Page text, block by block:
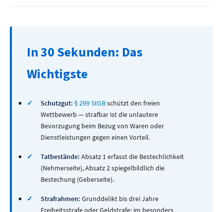
In 30 Sekunden: Das
Wichtigste
✓ Schutzgut: § 299 StGBschützt den freien
Wettbewerb — strafbar ist die unlautere
Bevorzugung beim Bezug von Waren oder
Dienstleistungen gegen einen Vorteil.
✓ Tatbestände: Absatz 1 erfasst die Bestechlichkeit
(Nehmerseite), Absatz 2 spiegelbildlich die
Bestechung (Geberseite).
✓ Strafrahmen: Grunddelikt bis drei Jahre
Freiheitsstrafe oder Geldstrafe; im besonders